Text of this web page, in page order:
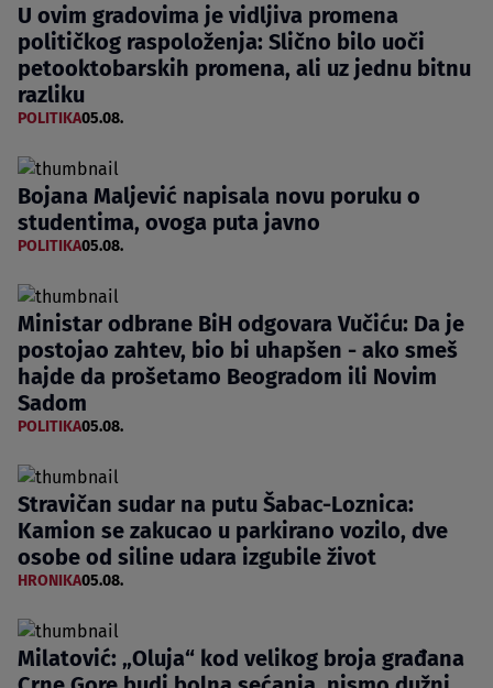
U ovim gradovima je vidljiva promena
političkog raspoloženja: Slično bilo uoči
petooktobarskih promena, ali uz jednu bitnu
razliku
POLITIKA05.08.
Bojana Maljević napisala novu poruku o
studentima, ovoga puta javno
POLITIKA05.08.
Ministar odbrane BiH odgovara Vučiću: Da je
postojao zahtev, bio bi uhapšen - ako smeš
hajde da prošetamo Beogradom ili Novim
Sadom
POLITIKA05.08.
Stravičan sudar na putu Šabac-Loznica:
Kamion se zakucao u parkirano vozilo, dve
osobe od siline udara izgubile život
HRONIKA05.08.
Milatović: „Oluja“ kod velikog broja građana